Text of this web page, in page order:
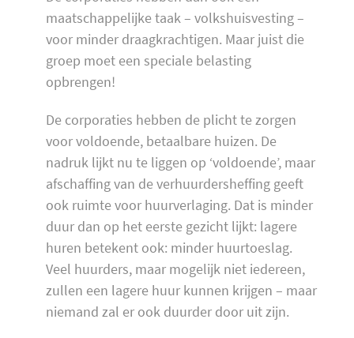
maatschappelijke taak – volkshuisvesting –
voor minder draagkrachtigen. Maar juist die
groep moet een speciale belasting
opbrengen!
De corporaties hebben de plicht te zorgen
voor voldoende, betaalbare huizen. De
nadruk lijkt nu te liggen op ‘voldoende’, maar
afschaffing van de verhuurdersheffing geeft
ook ruimte voor huurverlaging. Dat is minder
duur dan op het eerste gezicht lijkt: lagere
huren betekent ook: minder huurtoeslag.
Veel huurders, maar mogelijk niet iedereen,
zullen een lagere huur kunnen krijgen – maar
niemand zal er ook duurder door uit zijn.